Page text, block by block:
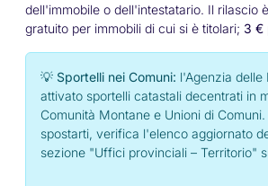
dell'immobile o dell'intestatario. Il rilascio
gratuito per immobili di cui si è titolari; 3 €
💡 Sportelli nei Comuni: l'Agenzia delle
attivato sportelli catastali decentrati in
Comunità Montane e Unioni di
spostarti, verifica l'elenco aggiornato
sezione "Uffici provinciali – Territorio"